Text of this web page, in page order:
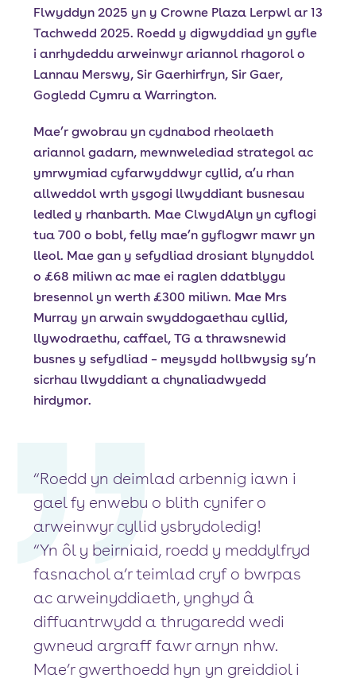
Flwyddyn 2025 yn y Crowne Plaza Lerpwl ar 13
Tachwedd 2025. Roedd y digwyddiad yn gyfle
i anrhydeddu arweinwyr ariannol rhagorol o
Lannau Merswy, Sir Gaerhirfryn, Sir Gaer,
Gogledd Cymru a Warrington.
Mae’r gwobrau yn cydnabod rheolaeth
ariannol gadarn, mewnwelediad strategol ac
ymrwymiad cyfarwyddwyr cyllid, a’u rhan
allweddol wrth ysgogi llwyddiant busnesau
ledled y rhanbarth. Mae ClwydAlyn yn cyflogi
tua 700 o bobl, felly mae’n gyflogwr mawr yn
lleol. Mae gan y sefydliad drosiant blynyddol
o £68 miliwn ac mae ei raglen ddatblygu
bresennol yn werth £300 miliwn. Mae Mrs
Murray yn arwain swyddogaethau cyllid,
llywodraethu, caffael, TG a thrawsnewid
busnes y sefydliad – meysydd hollbwysig sy’n
sicrhau llwyddiant a chynaliadwyedd
hirdymor.
“Roedd yn deimlad arbennig iawn i
gael fy enwebu o blith cynifer o
arweinwyr cyllid ysbrydoledig!
“Yn ôl y beirniaid, roedd y meddylfryd
fasnachol a’r teimlad cryf o bwrpas
ac arweinyddiaeth, ynghyd â
diffuantrwydd a thrugaredd wedi
gwneud argraff fawr arnyn nhw.
Mae’r gwerthoedd hyn yn greiddiol i